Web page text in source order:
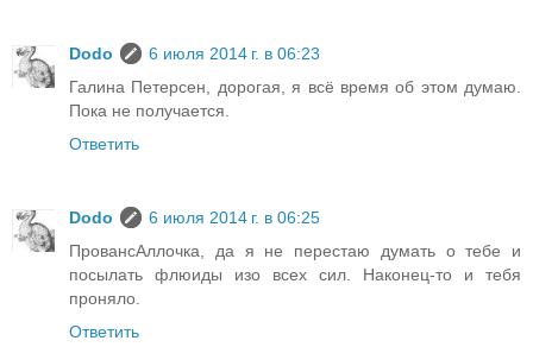
Dodo
6 июля 2014 г. в 06:23
Галина Петерсен, дорогая, я всё время об этом думаю.
Пока не получается.
Ответить
Dodo
6 июля 2014 г. в 06:25
ПровансАллочка, да я не перестаю думать о тебе и
посылать флюиды изо всех сил. Наконец-то и тебя
проняло.
Ответить